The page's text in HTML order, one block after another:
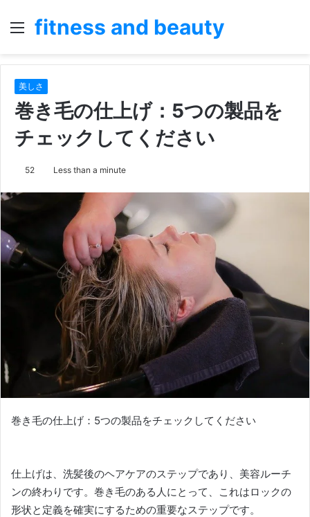
Menu
fitness and beauty
美しさ
巻き毛の仕上げ：5つの製品を
チェックしてください
52 Less than a minute
巻き毛の仕上げ：5つの製品をチェックしてください
仕上げは、洗髪後のヘアケアのステップであり、美容ルーチ
ンの終わりです。 巻き毛のある人にとって、これはロックの
形状と定義を確実にするための重要なステップです。